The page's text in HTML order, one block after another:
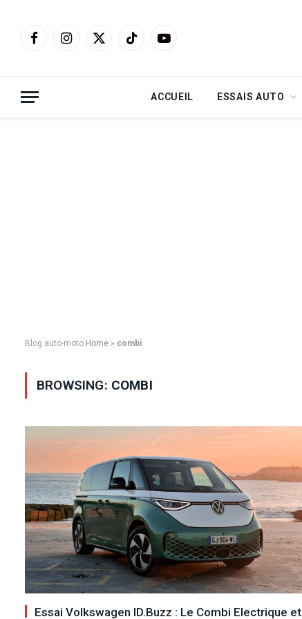
FacebookInstagram
X
TikTokYouTube
ACCUEIL ESSAIS AUTO
Blog auto-moto Home » combi
BROWSING: COMBI
Essai Volkswagen ID.Buzz : Le Combi Electrique et